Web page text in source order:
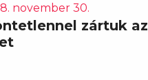
november 30.
zártuk az